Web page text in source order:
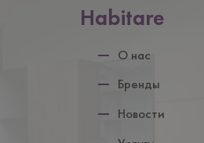
Нижній
Habitare
О нас
Бренды
Новости